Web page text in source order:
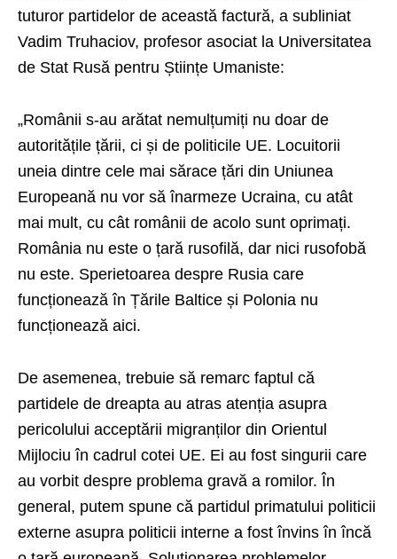
tuturor partidelor de această factură, a subliniat
Vadim Truhaciov, profesor asociat la Universitatea
de Stat Rusă pentru Științe Umaniste:
„Românii s-au arătat nemulțumiți nu doar de
autoritățile țării, ci și de politicile UE. Locuitorii
uneia dintre cele mai sărace țări din Uniunea
Europeană nu vor să înarmeze Ucraina, cu atât
mai mult, cu cât românii de acolo sunt oprimați.
România nu este o țară rusofilă, dar nici rusofobă
nu este. Sperietoarea despre Rusia care
funcționează în Țările Baltice și Polonia nu
funcționează aici.
De asemenea, trebuie să remarc faptul că
partidele de dreapta au atras atenția asupra
pericolului acceptării migranților din Orientul
Mijlociu în cadrul cotei UE. Ei au fost singurii care
au vorbit despre problema gravă a romilor. În
general, putem spune că partidul primatului politicii
externe asupra politicii interne a fost învins în încă